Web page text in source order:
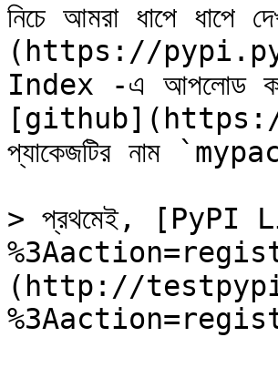
নিচে আমরা ধাপে ধাপে
(https://
Index -এ আপলোড
[github](https://
প্যাকেজটির নাম
> প্রথমেই,
(http://